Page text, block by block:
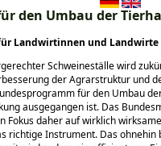
den Umbau der
Landwirtinnen und
Schweineställe wird
der Agrarstruktur und
für den Umbau
ausgegangen ist. Das
Fokus daher auf wirklich
richtige Instrument. Das